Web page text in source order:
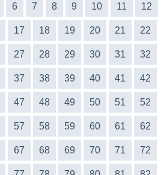
6 7 8 9 10 11 12
17 18 19 20 21 22
27 28 29 30 31 32
37 38 39 40 41 42
47 48 49 50 51 52
57 58 59 60 61 62
67 68 69 70 71 72